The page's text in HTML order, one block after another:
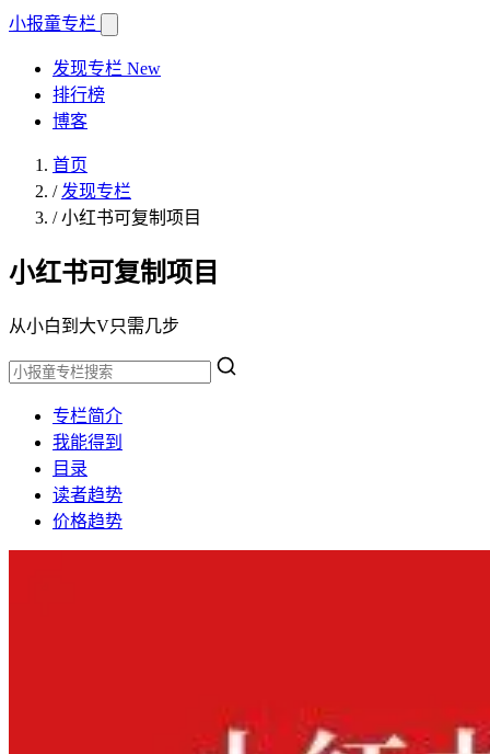
小报童专栏
发现专栏 New
排行榜
博客
首页
/ 发现专栏
/小红书可复制项目
小红书可复制项目
从小白到大V只需几步
专栏简介
我能得到
目录
读者趋势
价格趋势